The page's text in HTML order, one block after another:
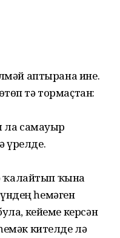
аптырана ине.
тә тормаҫтан:
ла самауыр
үрелде.
ҡалайтып ҡына
һемәген
кейеме керсән
кителде лә